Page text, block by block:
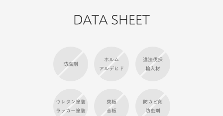
DATA SHEET
防腐剤
ホルム
アルデヒド
違法伐採
輸入材
ウレタン塗装
ラッカー塗装
突板
合板
防カビ剤
防虫剤